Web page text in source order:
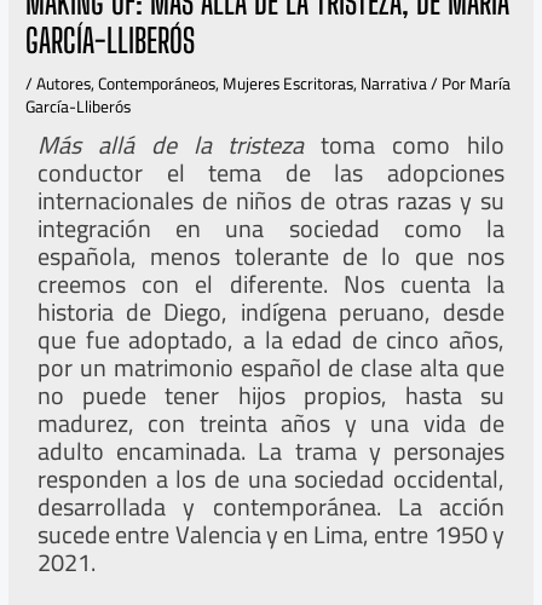
GARCÍA-LLIBERÓS
/Autores,Contemporáneos,Mujeres Escritoras,Narrativa/ PorMaría
García-Lliberós
Más allá de la tristezatoma como hilo
conductor el tema de las adopciones
internacionales de niños de otras razas y su
integración en una sociedad como la
española, menos tolerante de lo que nos
creemos con el diferente. Nos cuenta la
historia de Diego, indígena peruano, desde
que fue adoptado, a la edad de cinco años,
por un matrimonio español de clase alta que
no puede tener hijos propios, hasta su
madurez, con treinta años y una vida de
adulto encaminada. La trama y personajes
responden a los de una sociedad occidental,
desarrollada y contemporánea. La acción
sucede entre Valencia y en Lima, entre 1950 y
2021.